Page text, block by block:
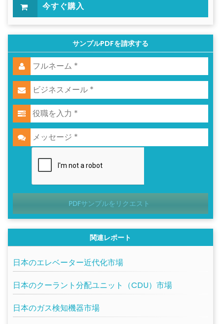
今すぐ購入
サンプルPDFを請求する
PDFサンプルをリクエスト
関連レポート
日本のエレベーター近代化市場
日本のクーラント分配ユニット（CDU）市場
日本のガス検知機器市場